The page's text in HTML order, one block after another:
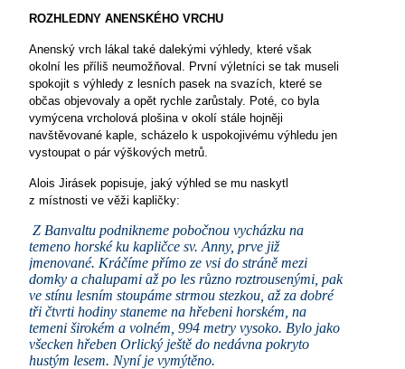
ROZHLEDNY ANENSKÉHO VRCHU
Anenský vrch lákal také dalekými výhledy, které však
okolní les příliš neumožňoval. První výletníci se tak museli
spokojit s výhledy z lesních pasek na svazích, které se
občas objevovaly a opět rychle zarůstaly. Poté, co byla
vymýcena vrcholová plošina v okolí stále hojněji
navštěvované kaple, scházelo k uspokojivému výhledu jen
vystoupat o pár výškových metrů.
Alois Jirásek popisuje, jaký výhled se mu naskytl
z místnosti ve věži kapličky:
Z Banvaltu podnikneme pobočnou vycházku na
temeno horské ku kapličce sv. Anny, prve již
jmenované. Kráčíme přímo ze vsi do stráně mezi
domky a chalupami až po les různo roztrousenými, pak
ve stínu lesním stoupáme strmou stezkou, až za dobré
tři čtvrti hodiny staneme na hřebeni horském, na
temeni širokém a volném, 994 metry vysoko. Bylo jako
všecken hřeben Orlický ještě do nedávna pokryto
hustým lesem. Nyní je vymýtěno.